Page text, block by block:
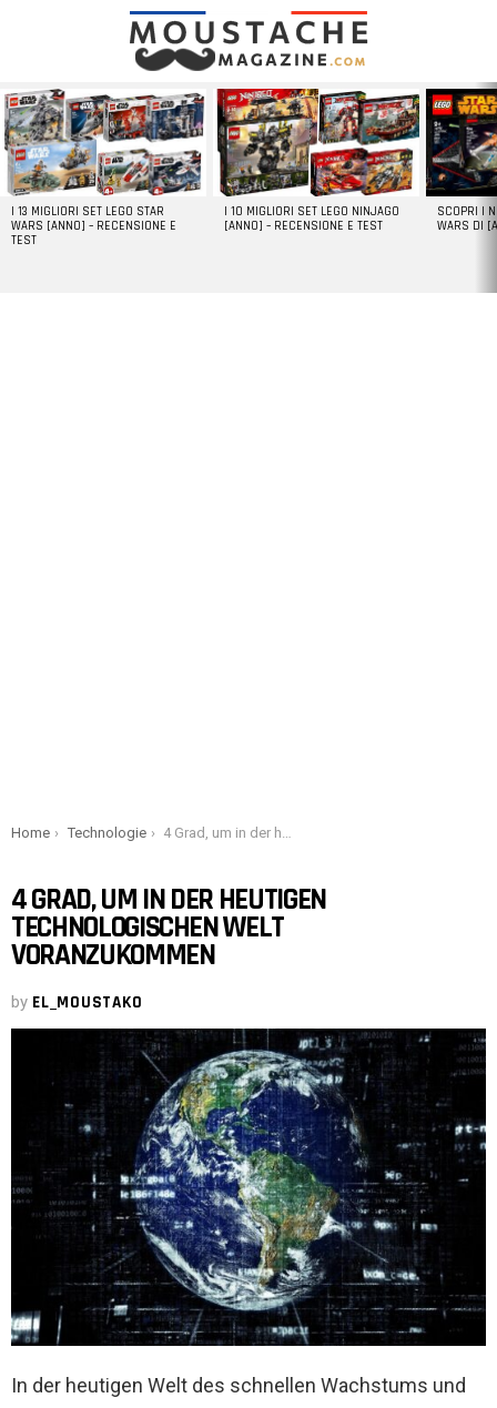
LATEST
STORIES
I 13 MIGLIORI SET LEGO STAR
WARS [ANNO] – RECENSIONE E
TEST
I 10 MIGLIORI SET LEGO NINJAGO
[ANNO] – RECENSIONE E TEST
SCOPRI I
WARS DI
You are here:
Home Technologie 4 Grad, um in der heutigen technologischen Welt voranzukommen
4 GRAD, UM IN DER HEUTIGEN
TECHNOLOGISCHEN WELT
VORANZUKOMMEN
by EL_MOUSTAKO
In der heutigen Welt des schnellen Wachstums und